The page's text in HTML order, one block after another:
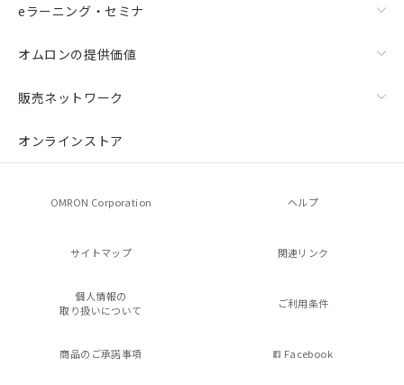
eラーニング・セミナ
オムロンの提供価値
販売ネットワーク
オンラインストア
OMRON Corporation ヘルプ
サイトマップ 関連リンク
個人情報の
取り扱いについて
ご利用条件
商品のご承諾事項 Facebook